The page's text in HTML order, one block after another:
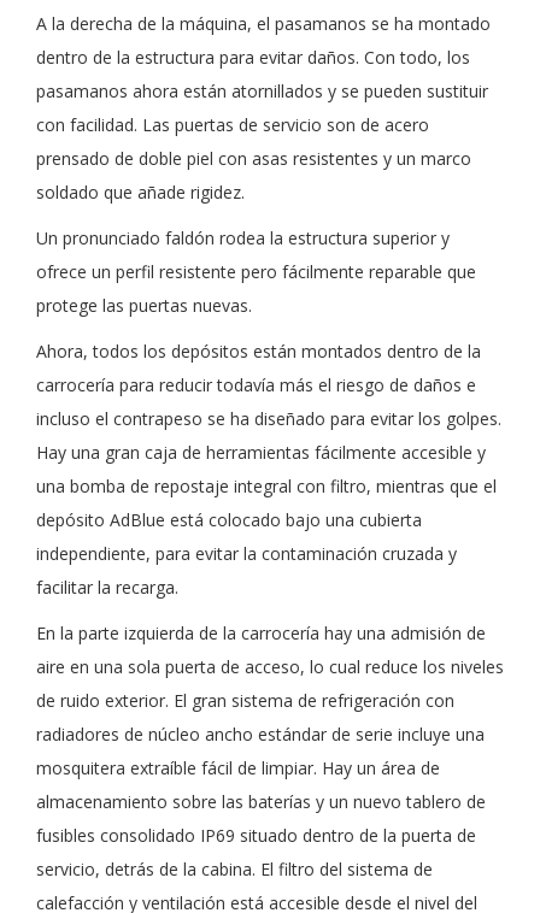
A la derecha de la máquina, el pasamanos se ha montado
dentro de la estructura para evitar daños. Con todo, los
pasamanos ahora están atornillados y se pueden sustituir
con facilidad. Las puertas de servicio son de acero
prensado de doble piel con asas resistentes y un marco
soldado que añade rigidez.
Un pronunciado faldón rodea la estructura superior y
ofrece un perfil resistente pero fácilmente reparable que
protege las puertas nuevas.
Ahora, todos los depósitos están montados dentro de la
carrocería para reducir todavía más el riesgo de daños e
incluso el contrapeso se ha diseñado para evitar los golpes.
Hay una gran caja de herramientas fácilmente accesible y
una bomba de repostaje integral con filtro, mientras que el
depósito AdBlue está colocado bajo una cubierta
independiente, para evitar la contaminación cruzada y
facilitar la recarga.
En la parte izquierda de la carrocería hay una admisión de
aire en una sola puerta de acceso, lo cual reduce los niveles
de ruido exterior. El gran sistema de refrigeración con
radiadores de núcleo ancho estándar de serie incluye una
mosquitera extraíble fácil de limpiar. Hay un área de
almacenamiento sobre las baterías y un nuevo tablero de
fusibles consolidado IP69 situado dentro de la puerta de
servicio, detrás de la cabina. El filtro del sistema de
calefacción y ventilación está accesible desde el nivel del